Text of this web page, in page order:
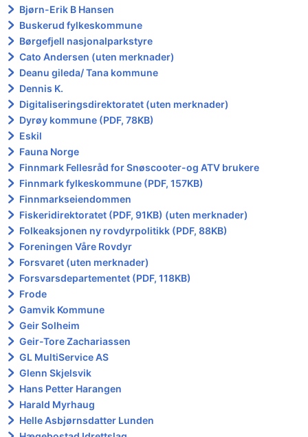
Bjørn-Erik B Hansen
Buskerud fylkeskommune
Børgefjell nasjonalparkstyre
Cato Andersen (uten merknader)
Deanu gileda/ Tana kommune
Dennis K.
Digitaliseringsdirektoratet (uten merknader)
Dyrøy kommune (PDF, 78KB)
Eskil
Fauna Norge
Finnmark Fellesråd for Snøscooter-og ATV brukere
Finnmark fylkeskommune (PDF, 157KB)
Finnmarkseiendommen
Fiskeridirektoratet (PDF, 91KB) (uten merknader)
Folkeaksjonen ny rovdyrpolitikk (PDF, 88KB)
Foreningen Våre Rovdyr
Forsvaret (uten merknader)
Forsvarsdepartementet (PDF, 118KB)
Frode
Gamvik Kommune
Geir Solheim
Geir-Tore Zachariassen
GL MultiService AS
Glenn Skjelsvik
Hans Petter Harangen
Harald Myrhaug
Helle Asbjørnsdatter Lunden